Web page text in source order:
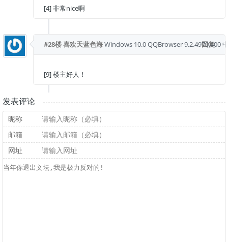
[4] 非常nice啊
回复
#28楼喜欢天蓝色海Windows 10.0QQBrowser 9.2.4970.400
[9] 楼主好人！
发表评论
昵称
邮箱
网址